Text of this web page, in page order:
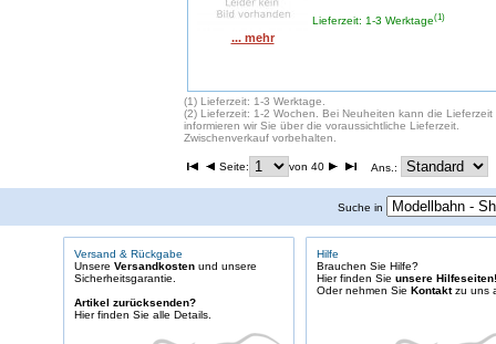
... mehr
Lieferzeit: 1-3 Werktage(1)
(1) Lieferzeit: 1-3 Werktage.
(2) Lieferzeit: 1-2 Wochen. Bei Neuheiten kann die
informieren wir Sie über die voraussichtliche Lieferzeit.
Zwischenverkauf vorbehalten.
Seite: von 40 Ans.:
Suche in
Versand & Rückgabe
Unsere Versandkosten und unsere
Sicherheitsgarantie.
Artikel zurücksenden?
Hier finden Sie alle Details.
Hilfe
Brauchen Sie Hilfe?
Hier finden Sie unsere Hilfeseiten!
Oder nehmen Sie Kontaktzu uns